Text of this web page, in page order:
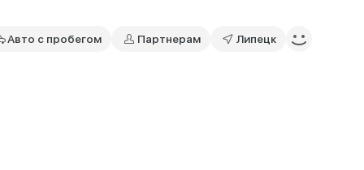
Авто с пробегом Партнерам Липецк